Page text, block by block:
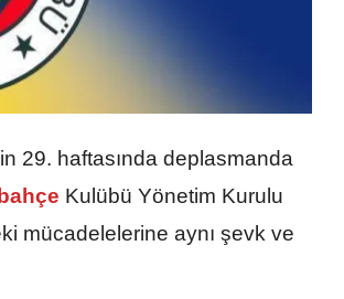
29. haftasında deplasmanda
Kulübü Yönetim Kurulu
mücadelelerine aynı şevk ve